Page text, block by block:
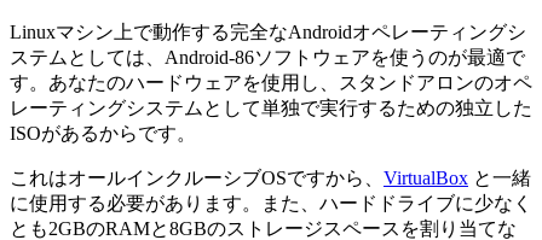
Linuxマシン上で動作する完全なAndroidオペレーティングシ
ステムとしては、Android-86ソフトウェアを使うのが最適で
す。あなたのハードウェアを使用し、スタンドアロンのオペ
レーティングシステムとして単独で実行するための独立した
ISOがあるからです。
これはオールインクルーシブOSですから、 VirtualBox と一緒
に使用する必要があります。また、ハードドライブに少なく
とも2GBのRAMと8GBのストレージスペースを割り当てな